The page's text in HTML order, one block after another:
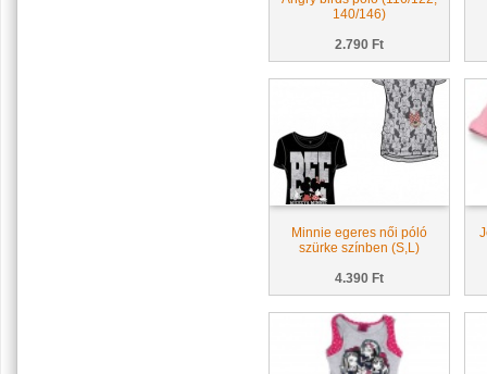
140/146)
2.790 Ft
Minnie egeres női póló
szürke színben (S,L)
4.390 Ft